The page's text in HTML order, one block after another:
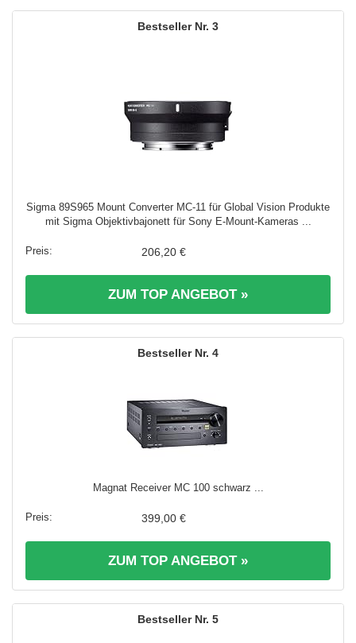
3
Sigma 89S965 Mount Converter MC-11 für Global Vision Produkte
mit Sigma Objektivbajonett für Sony E-Mount-Kameras ...
206,20 €
ZUM TOP ANGEBOT »
4
Magnat Receiver MC 100 schwarz ...
399,00 €
ZUM TOP ANGEBOT »
5